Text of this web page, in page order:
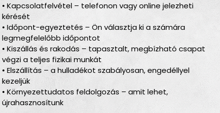
• Kapcsolatfelvétel – telefonon vagy online jelezheti
kérését
• Időpont-egyeztetés – Ön választja ki a számára
legmegfelelőbb időpontot
• Kiszállás és rakodás – tapasztalt, megbízható csapat
végzi a teljes fizikai munkát
• Elszállítás – a hulladékot szabályosan, engedéllyel
kezeljük
• Környezettudatos feldolgozás – amit lehet,
újrahasznosítunk